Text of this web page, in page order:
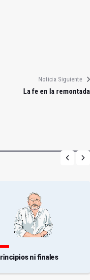
Noticia Siguiente
La fe en la remontada
ni finales